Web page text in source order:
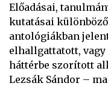
Előadásai,
kutatásai
antológiákban
elhallgattatott,
háttérbe szorított
Lezsák Sándor –